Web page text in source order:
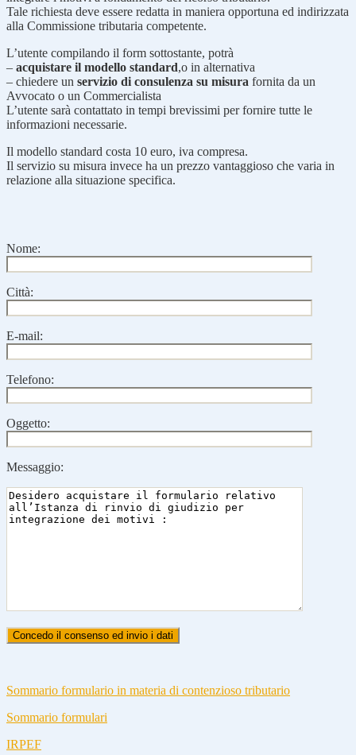
Tale richiesta deve essere redatta in maniera opportuna ed indirizzata
alla Commissione tributaria competente.
L’utente compilando il form sottostante, potrà
– acquistare il modello standard,o in alternativa
– chiedere un servizio di consulenza su misura fornita da un
Avvocato o un Commercialista
L’utente sarà contattato in tempi brevissimi per fornire tutte le
informazioni necessarie.
Il modello standard costa 10 euro, iva compresa.
Il servizio su misura invece ha un prezzo vantaggioso che varia in
relazione alla situazione specifica.
Nome:
Città:
E-mail:
Telefono:
Oggetto:
Messaggio:
Sommario formulario in materia di contenzioso tributario
Sommario formulari
IRPEF